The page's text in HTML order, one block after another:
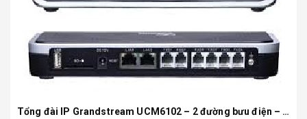
Tổng đài IP Grandstream UCM6102 – 2 đường bưu điện – 500 máy lẻ IP SIP, Hỗ trợ Voice, Fax, Video, Conference..